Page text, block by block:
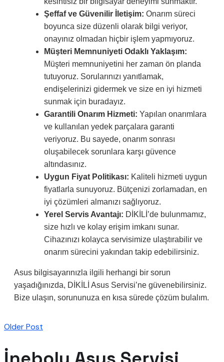
Şeffaf ve Güvenilir İletişim: Onarım süreci
boyunca size düzenli olarak bilgi veriyor,
onayınız olmadan hiçbir işlem yapmıyoruz.
Müşteri Memnuniyeti Odaklı Yaklaşım:
Müşteri memnuniyetini her zaman ön planda
tutuyoruz. Sorularınızı yanıtlamak,
endişelerinizi gidermek ve size en iyi hizmeti
sunmak için buradayız.
Garantili Onarım Hizmeti: Yapılan onarımlara
ve kullanılan yedek parçalara garanti
veriyoruz. Bu sayede, onarım sonrası
oluşabilecek sorunlara karşı güvence
altındasınız.
Uygun Fiyat Politikası: Kaliteli hizmeti uygun
fiyatlarla sunuyoruz. Bütçenizi zorlamadan, en
iyi çözümleri almanızı sağlıyoruz.
Yerel Servis Avantajı: DİKİLİ’de bulunmamız,
size hızlı ve kolay erişim imkanı sunar.
Cihazınızı kolayca servisimize ulaştırabilir ve
onarım sürecini yakından takip edebilirsiniz.
Asus bilgisayarınızla ilgili herhangi bir sorun
yaşadığınızda, DİKİLİ Asus Servisi’ne güvenebilirsiniz.
Bize ulaşın, sorununuza en kısa sürede çözüm bulalım.
Older Post